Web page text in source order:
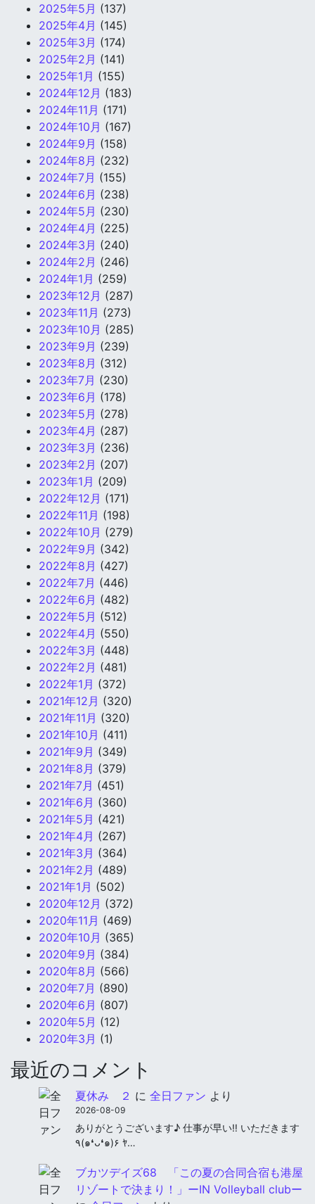
2025年5月 (137)
2025年4月 (145)
2025年3月 (174)
2025年2月 (141)
2025年1月 (155)
2024年12月 (183)
2024年11月 (171)
2024年10月 (167)
2024年9月 (158)
2024年8月 (232)
2024年7月 (155)
2024年6月 (238)
2024年5月 (230)
2024年4月 (225)
2024年3月 (240)
2024年2月 (246)
2024年1月 (259)
2023年12月 (287)
2023年11月 (273)
2023年10月 (285)
2023年9月 (239)
2023年8月 (312)
2023年7月 (230)
2023年6月 (178)
2023年5月 (278)
2023年4月 (287)
2023年3月 (236)
2023年2月 (207)
2023年1月 (209)
2022年12月 (171)
2022年11月 (198)
2022年10月 (279)
2022年9月 (342)
2022年8月 (427)
2022年7月 (446)
2022年6月 (482)
2022年5月 (512)
2022年4月 (550)
2022年3月 (448)
2022年2月 (481)
2022年1月 (372)
2021年12月 (320)
2021年11月 (320)
2021年10月 (411)
2021年9月 (349)
2021年8月 (379)
2021年7月 (451)
2021年6月 (360)
2021年5月 (421)
2021年4月 (267)
2021年3月 (364)
2021年2月 (489)
2021年1月 (502)
2020年12月 (372)
2020年11月 (469)
2020年10月 (365)
2020年9月 (384)
2020年8月 (566)
2020年7月 (890)
2020年6月 (807)
2020年5月 (12)
2020年3月 (1)
最近のコメント
夏休み ２ に 全日ファン より
2026-08-09
ありがとうございます♪ 仕事が早い‼︎ いただきます
٩(๑❛ᴗ❛๑)۶ ﾔ…
ブカツデイズ68 「この夏の合同合宿も港屋
リゾートで決まり！」ーIN Volleyball clubー